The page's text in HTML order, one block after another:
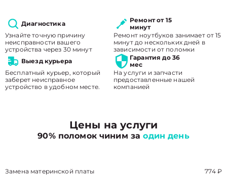
Диагностика
Узнайте точную причину
неисправности вашего
устройства через 30 минут
Ремонт от 15
минут
Ремонт ноутбуков занимает от 15
минут до нескольких дней в
зависимости от поломки
Выезд курьера
Бесплатный курьер, который
заберет неисправное
устройство в удобном месте.
Гарантия до 36
мес
На услуги и запчасти
предоставленные нашей
компанией
Цены на услуги
90% поломок чиним заодин день
Замена материнской платы 774 ₽